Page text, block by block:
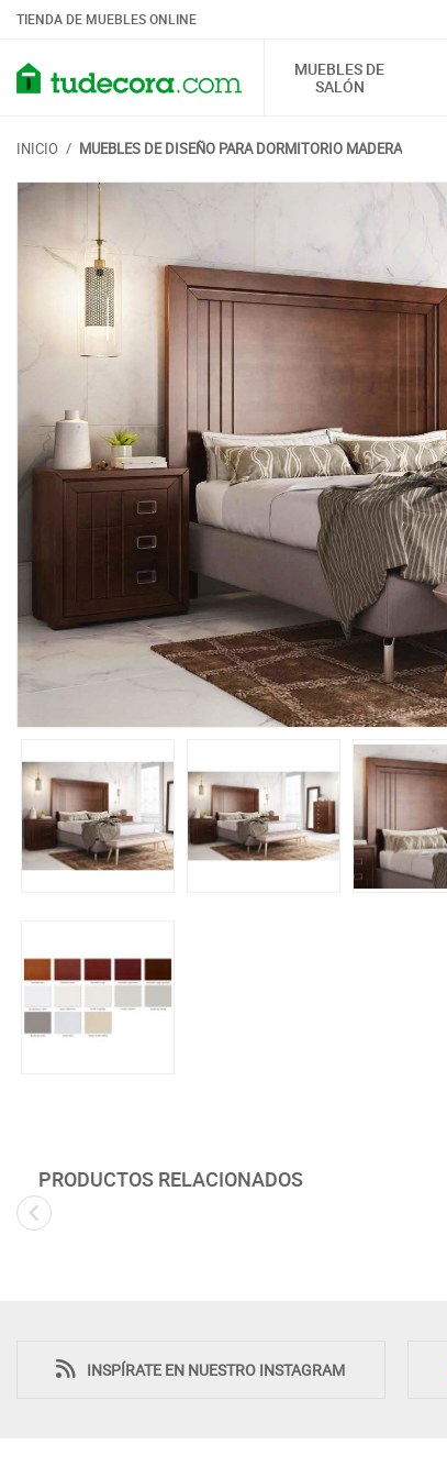
TIENDA DE MUEBLES ONLINE
MUEBLES DE
SALÓN
INICIO / MUEBLES DE DISEÑO PARA DORMITORIO MADERA
PRODUCTOS RELACIONADOS
INSPÍRATE EN NUESTRO INSTAGRAM